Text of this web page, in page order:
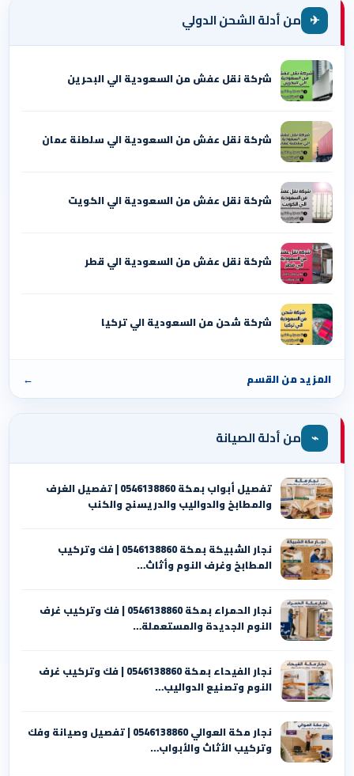
✈ من أدلة الشحن الدولي
شركة نقل عفش من السعودية الي البحرين
شركة نقل عفش من السعودية الي سلطنة عمان
شركة نقل عفش من السعودية الي الكويت
شركة نقل عفش من السعودية الي قطر
شركة شحن من السعودية الي تركيا
المزيد من القسم ←
⌁ من أدلة الصيانة
تفصيل أبواب بمكة 0546138860 | تفصيل الغرف
والمطابخ والدواليب والدريسنج والكنب
نجار الشبيكة بمكة 0546138860⁩ | فك وتركيب
المطابخ وغرف النوم وأثاث…
نجار الحمراء بمكة 0546138860⁩ | فك وتركيب غرف
النوم الجديدة والمستعملة…
نجار الفيحاء بمكة 0546138860⁩ | فك وتركيب غرف
النوم وتصنيع الدواليب…
نجار مكة العوالي 0546138860⁩ | تفصيل وصيانة وفك
وتركيب الأثاث والأبواب…